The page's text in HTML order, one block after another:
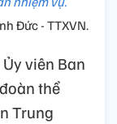
Đức - TTXVN.
viên Ban
thể
Trung